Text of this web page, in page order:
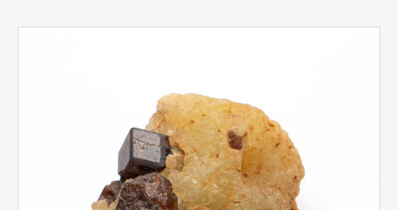
グロッシュラー